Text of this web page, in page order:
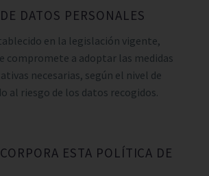
DATOS PERSONALES
en la legislación vigente,
compromete a adoptar las medidas
necesarias, según el nivel de
al riesgo de los datos recogidos.
ESTA POLÍTICA DE